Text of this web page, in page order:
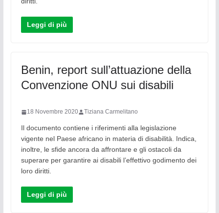
Leggi di più
Benin, report sull’attuazione della
Convenzione ONU sui disabili
18 Novembre 2020 Tiziana Carmelitano
Il documento contiene i riferimenti alla legislazione
vigente nel Paese africano in materia di disabilità. Indica,
inoltre, le sfide ancora da affrontare e gli ostacoli da
superare per garantire ai disabili l’effettivo godimento dei
loro diritti.
Leggi di più